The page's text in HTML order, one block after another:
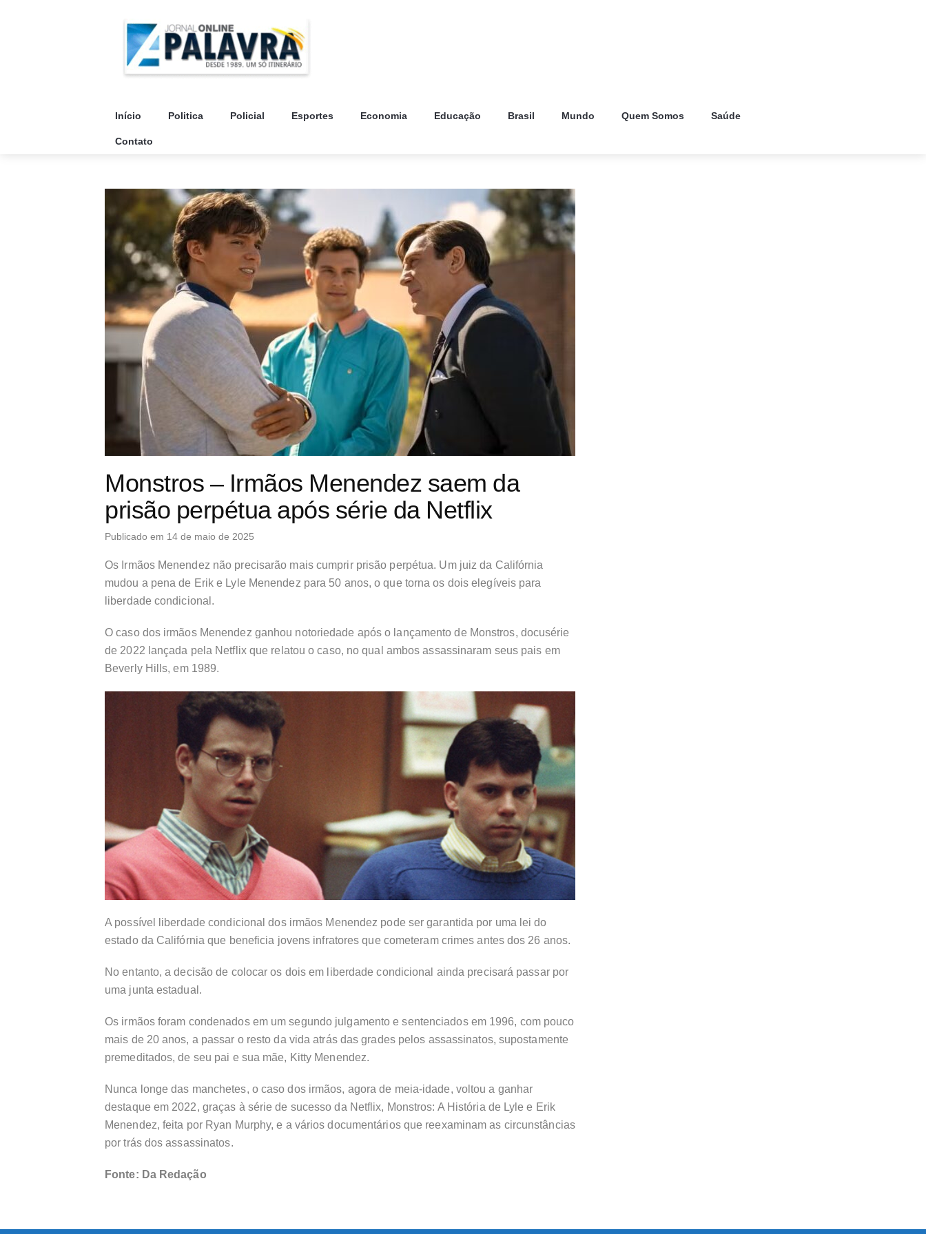
Início Politica Policial Esportes Economia Educação Brasil Mundo Quem Somos Saúde
Contato
Monstros – Irmãos Menendez saem da
prisão perpétua após série da Netflix
Publicado em 14 de maio de 2025
Os Irmãos Menendez não precisarão mais cumprir prisão perpétua. Um juiz da Califórnia
mudou a pena de Erik e Lyle Menendez para 50 anos, o que torna os dois elegíveis para
liberdade condicional.
O caso dos irmãos Menendez ganhou notoriedade após o lançamento de Monstros, docusérie
de 2022 lançada pela Netflix que relatou o caso, no qual ambos assassinaram seus pais em
Beverly Hills, em 1989.
A possível liberdade condicional dos irmãos Menendez pode ser garantida por uma lei do
estado da Califórnia que beneficia jovens infratores que cometeram crimes antes dos 26 anos.
No entanto, a decisão de colocar os dois em liberdade condicional ainda precisará passar por
uma junta estadual.
Os irmãos foram condenados em um segundo julgamento e sentenciados em 1996, com pouco
mais de 20 anos, a passar o resto da vida atrás das grades pelos assassinatos, supostamente
premeditados, de seu pai e sua mãe, Kitty Menendez.
Nunca longe das manchetes, o caso dos irmãos, agora de meia-idade, voltou a ganhar
destaque em 2022, graças à série de sucesso da Netflix, Monstros: A História de Lyle e Erik
Menendez, feita por Ryan Murphy, e a vários documentários que reexaminam as circunstâncias
por trás dos assassinatos.
Fonte: Da Redação